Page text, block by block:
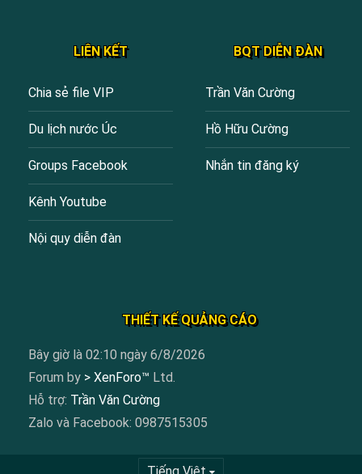
LIÊN KẾT
Chia sẻ file VIP
Du lịch nước Úc
Groups Facebook
Kênh Youtube
Nội quy diễn đàn
BQT DIỄN ĐÀN
Trần Văn Cường
Hồ Hữu Cường
Nhắn tin đăng ký
THIẾT KẾ QUẢNG CÁO
Bây giờ là 02:10 ngày 6/8/2026
Forum by > XenForo™ Ltd.
Hỗ trợ: Trần Văn Cường
Zalo và Facebook: 0987515305